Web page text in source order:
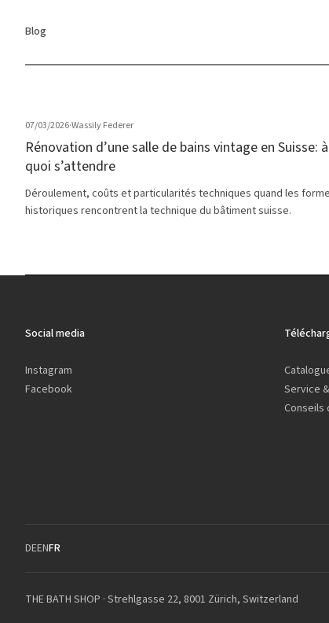
Blog
07/03/2026·Wassily Federer
Rénovation d’une salle de bains vintage en Suisse: à
quoi s’attendre
Déroulement, coûts et particularités techniques quand les
historiques rencontrent la technique du bâtiment suisse.
Social media
Instagram
Facebook
Service
Conseils
DEENFR
THE BATH SHOP · Strehlgasse 22, 8001 Zürich, Switzerland